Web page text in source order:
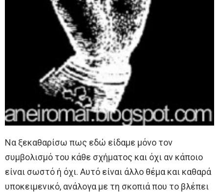
Να ξεκαθαρίσω πως εδώ είδαμε μόνο τον
συμβολισμό του κάθε σχήματος και όχι αν κάποιο
είναι σωστό ή όχι. Αυτό είναι άλλο θέμα και καθαρά
υποκειμενικό, ανάλογα με τη σκοπιά που το βλέπει